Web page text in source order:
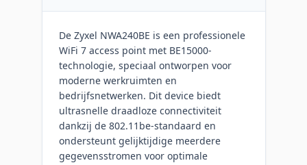
De Zyxel NWA240BE is een professionele
WiFi 7 access point met BE15000-
technologie, speciaal ontworpen voor
moderne werkruimten en
bedrijfsnetwerken. Dit device biedt
ultrasnelle draadloze connectiviteit
dankzij de 802.11be-standaard en
ondersteunt gelijktijdige meerdere
gegevensstromen voor optimale